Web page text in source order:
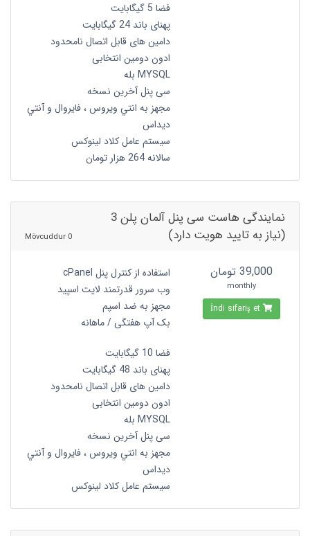
فضا 5 گیگابایت
پهنای باند 24 گیگابایت
دامین های قابل اتصال نامحدود
ادون دومین انتخابی
MYSQL بله
سی پنل آخرین نسخه
مجهز به انتي ويروس ، فايروال و آنتي
ديداس
سیستم عامل کلاد لینوکس
سالانه 264 هزار تومان
نمایندگی هاست سی پنل آلمان پلن 3
(نیاز به تایید هویت دارد)
0 Mövcuddur
استفاده از کنترل پنل cPanel
وب سرور قدرتمند لایت اسپید
مجهز به ضد اسپم
بک آپ هفتگی / ماهانه
فضا 10 گیگابایت
پهنای باند 48 گیگابایت
دامین های قابل اتصال نامحدود
ادون دومین انتخابی
MYSQL بله
سی پنل آخرین نسخه
مجهز به انتي ويروس ، فايروال و آنتي
ديداس
سیستم عامل کلاد لینوکس
39,000 تومان
monthly